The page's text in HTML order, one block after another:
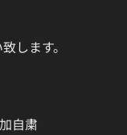
します。
自粛